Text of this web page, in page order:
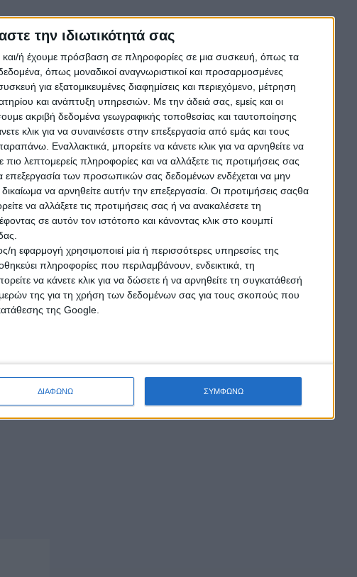
την ιδιωτικότητά σας
και/ή έχουμε πρόσβαση σε πληροφορίες σε μια συσκευή, όπως τα
όπως μοναδικοί αναγνωριστικοί και προσαρμοσμένες
για εξατομικευμένες διαφημίσεις και περιεχόμενο, μέτρηση
και ανάπτυξη υπηρεσιών. Με την άδειά σας, εμείς και οι
ακριβή δεδομένα γεωγραφικής τοποθεσίας και ταυτοποίησης
κλικ για να συναινέσετε στην επεξεργασία από εμάς και τους
Εναλλακτικά, μπορείτε να κάνετε κλικ για να αρνηθείτε να
λεπτομερείς πληροφορίες και να αλλάξετε τις προτιμήσεις σας
επεξεργασία των προσωπικών σας δεδομένων ενδέχεται να μην
να αρνηθείτε αυτήν την επεξεργασία. Οι προτιμήσεις σαςθα
να αλλάξετε τις προτιμήσεις σας ή να ανακαλέσετε τη
σε αυτόν τον ιστότοπο και κάνοντας κλικ στο κουμπί
η εφαρμογή χρησιμοποιεί μία ή περισσότερες υπηρεσίες της
πληροφορίες που περιλαμβάνουν, ενδεικτικά, τη
να κάνετε κλικ για να δώσετε ή να αρνηθείτε τη συγκατάθεσή
της για τη χρήση των δεδομένων σας για τους σκοπούς που
της Google.
ΔΙΑΦΩΝΩ ΣΥΜΦΩΝΩ